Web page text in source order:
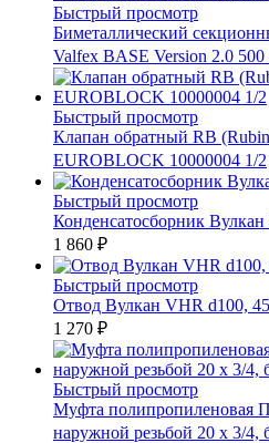
Быстрый просмотр
Биметаллический
Valfex BASE Version 2.0 500
Быстрый просмотр
Клапан обратный RB
EUROBLOCK 10000004 1/2
Быстрый просмотр
Конденсатосборник
1 860 ₽
Быстрый просмотр
Отвод Вулкан VHR d100,
1 270 ₽
Быстрый просмотр
Муфта полипропиленовая
наружной резьбой 20 x 3/4,